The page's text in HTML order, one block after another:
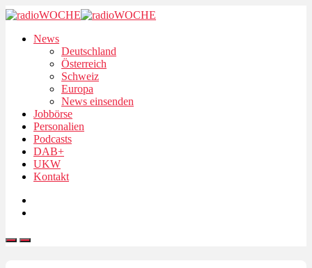
News
Deutschland
Österreich
Schweiz
Europa
News einsenden
Jobbörse
Personalien
Podcasts
DAB+
UKW
Kontakt